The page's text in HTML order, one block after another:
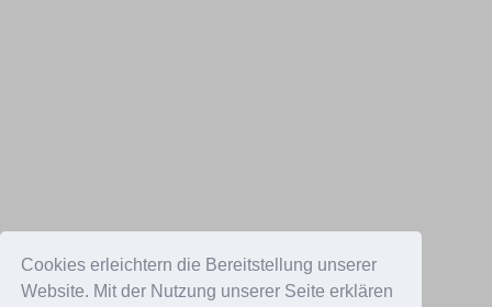
Cookies erleichtern die Bereitstellung unserer
Website. Mit der Nutzung unserer Seite erklären